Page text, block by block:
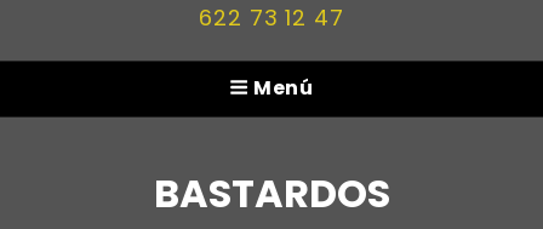
622 73 12 47
Menú
BASTARDOS